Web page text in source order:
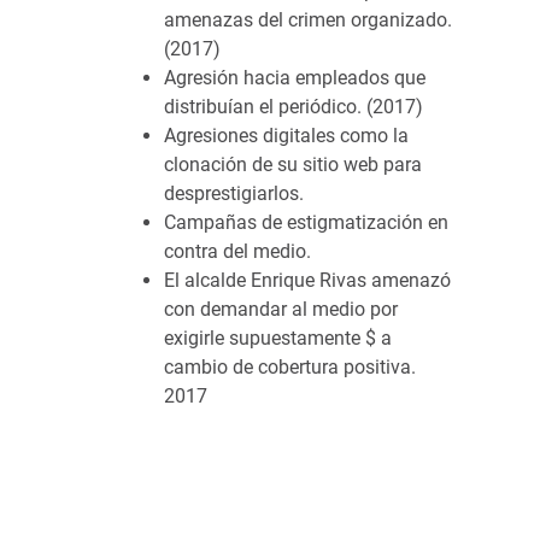
amenazas del crimen organizado.
(2017)
Agresión hacia empleados que
distribuían el periódico. (2017)
Agresiones digitales como la
clonación de su sitio web para
desprestigiarlos.
Campañas de estigmatización en
contra del medio.
El alcalde Enrique Rivas amenazó
con demandar al medio por
exigirle supuestamente $ a
cambio de cobertura positiva.
2017